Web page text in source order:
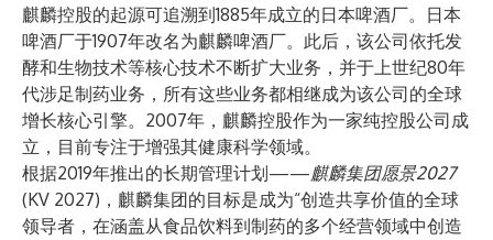
麒麟控股的起源可追溯到1885年成立的日本啤酒厂。日本
啤酒厂于1907年改名为麒麟啤酒厂。此后，该公司依托发
酵和生物技术等核心技术不断扩大业务，并于上世纪80年
代涉足制药业务，所有这些业务都相继成为该公司的全球
增长核心引擎。2007年，麒麟控股作为一家纯控股公司成
立，目前专注于增强其健康科学领域。
根据2019年推出的长期管理计划——麒麟集团愿景2027
(KV 2027)，麒麟集团的目标是成为“创造共享价值的全球
领导者，在涵盖从食品饮料到制药的多个经营领域中创造